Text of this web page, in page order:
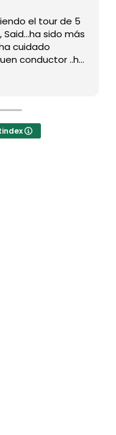
de 5
más
..ha
y
a Mila
grupo
Desde